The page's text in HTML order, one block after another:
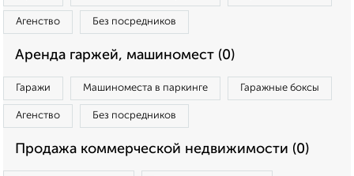
Агенство Без посредников
Аренда гаржей, машиномест (0)
Гаражи Машиноместа в паркинге Гаражные боксы
Агенство Без посредников
Продажа коммерческой недвижимости (0)